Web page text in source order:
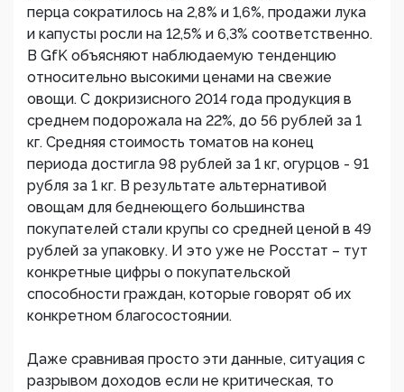
перца сократилось на 2,8% и 1,6%, продажи лука
и капусты росли на 12,5% и 6,3% соответственно.
В GfK объясняют наблюдаемую тенденцию
относительно высокими ценами на свежие
овощи. С докризисного 2014 года продукция в
среднем подорожала на 22%, до 56 рублей за 1
кг. Средняя стоимость томатов на конец
периода достигла 98 рублей за 1 кг, огурцов - 91
рубля за 1 кг. В результате альтернативой
овощам для беднеющего большинства
покупателей стали крупы со средней ценой в 49
рублей за упаковку. И это уже не Росстат – тут
конкретные цифры о покупательской
способности граждан, которые говорят об их
конкретном благосостоянии.
Даже сравнивая просто эти данные, ситуация с
разрывом доходов если не критическая, то